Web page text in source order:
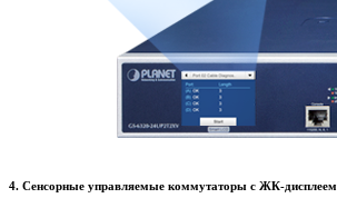
4. Сенсорные управляемые коммутаторы с ЖК-дисплеем